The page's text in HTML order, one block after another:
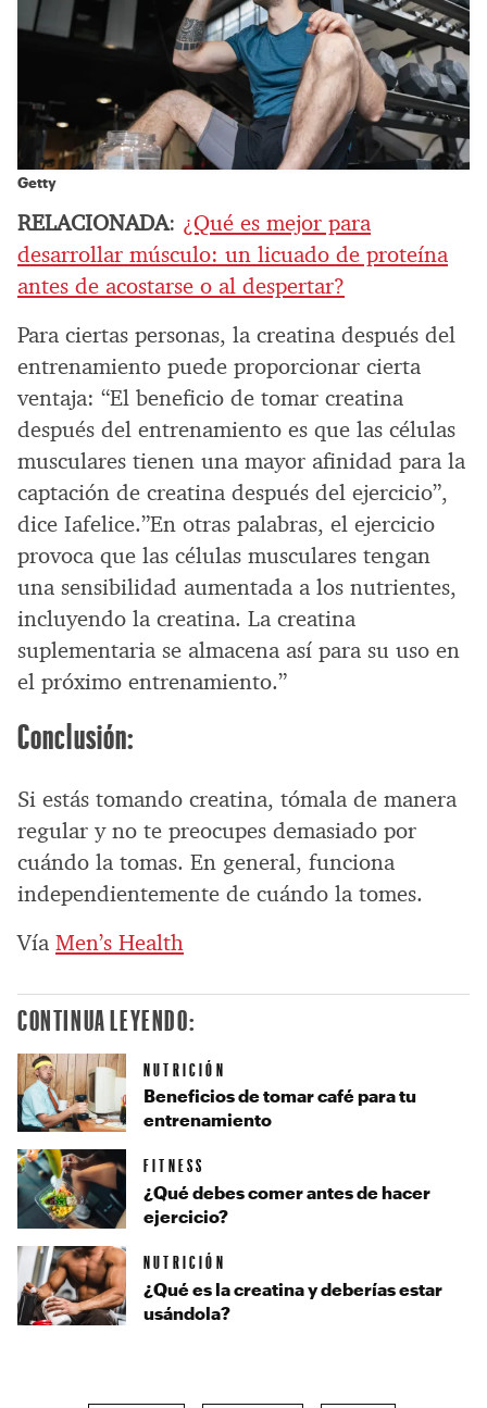
Getty
RELACIONADA: ¿Qué es mejor para
desarrollar músculo: un licuado de proteína
antes de acostarse o al despertar?
Para ciertas personas, la creatina después del
entrenamiento puede proporcionar cierta
ventaja: “El beneficio de tomar creatina
después del entrenamiento es que las células
musculares tienen una mayor afinidad para la
captación de creatina después del ejercicio”,
dice Iafelice.”En otras palabras, el ejercicio
provoca que las células musculares tengan
una sensibilidad aumentada a los nutrientes,
incluyendo la creatina. La creatina
suplementaria se almacena así para su uso en
el próximo entrenamiento.”
Conclusión:
Si estás tomando creatina, tómala de manera
regular y no te preocupes demasiado por
cuándo la tomas. En general, funciona
independientemente de cuándo la tomes.
Vía Men’s Health
CONTINUA LEYENDO:
NUTRICIÓN
Beneficios de tomar café para tu
entrenamiento
FITNESS
¿Qué debes comer antes de hacer
ejercicio?
NUTRICIÓN
¿Qué es la creatina y deberías estar
usándola?